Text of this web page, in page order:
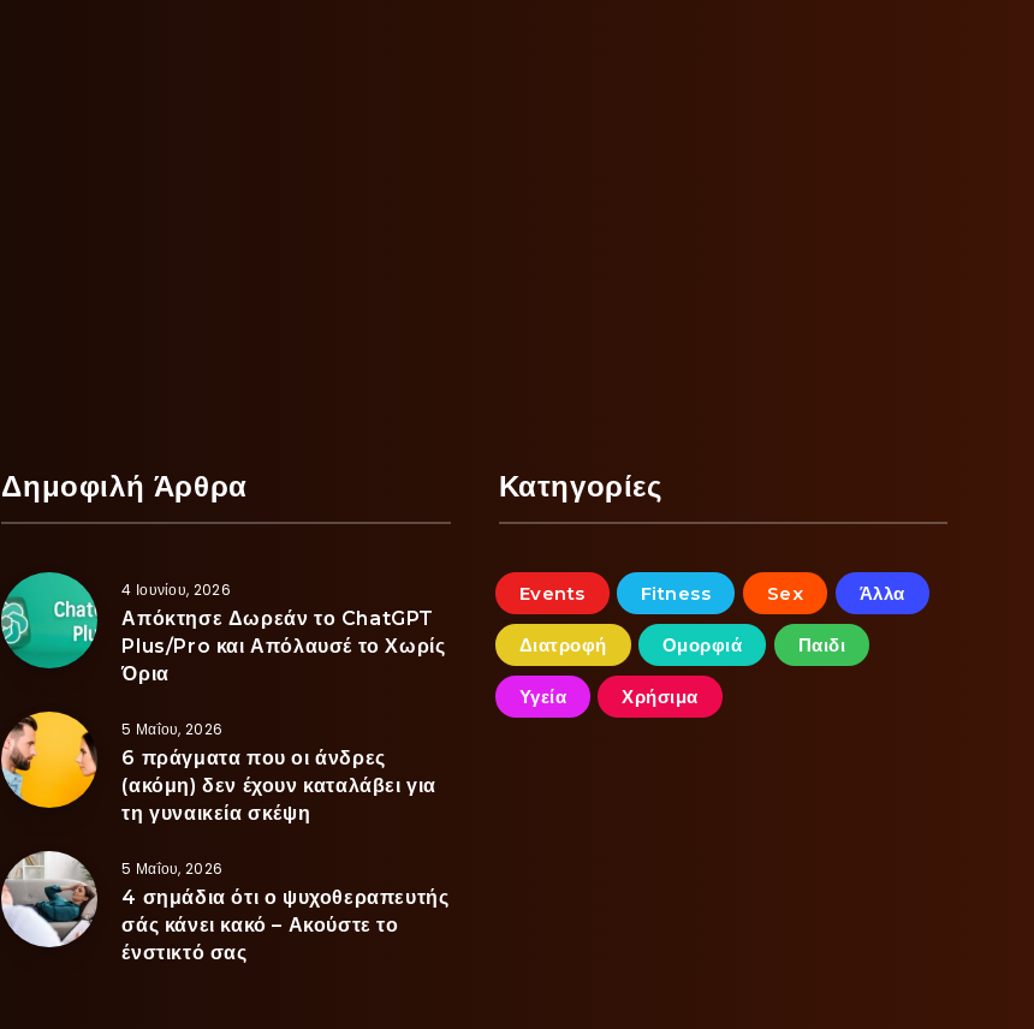
Δημοφιλή Άρθρα
4 Ιουνίου, 2026
Απόκτησε Δωρεάν το ChatGPT
Plus/Pro και Απόλαυσέ το Χωρίς
Όρια
5 Μαΐου, 2026
6 πράγματα που οι άνδρες
(ακόμη) δεν έχουν καταλάβει για
τη γυναικεία σκέψη
5 Μαΐου, 2026
4 σημάδια ότι ο ψυχοθεραπευτής
σάς κάνει κακό – Ακούστε το
ένστικτό σας
Κατηγορίες
Events Fitness Sex Άλλα
Διατροφή Ομορφιά Παιδι
Υγεία Χρήσιμα